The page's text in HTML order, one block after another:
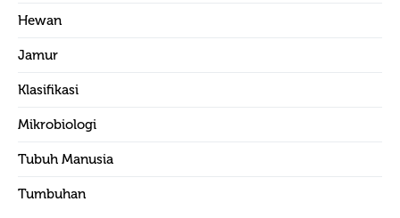
Hewan
Jamur
Klasifikasi
Mikrobiologi
Tubuh Manusia
Tumbuhan